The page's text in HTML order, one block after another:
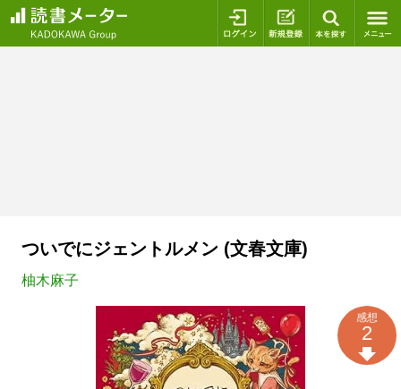
ログイン 新規登録
ついでにジェントルメン (文春文庫)
柚木麻子
感想
2